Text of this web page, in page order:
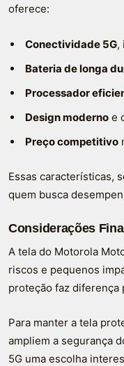
oferece:
Conectividade 5G,
Bateria de longa
Processador
Design moderno e
Preço competitivo
Essas características,
quem busca
Considerações
A tela do Motorola
riscos e pequenos
proteção faz diferença
Para manter a tela
ampliem a segurança
5G uma escolha